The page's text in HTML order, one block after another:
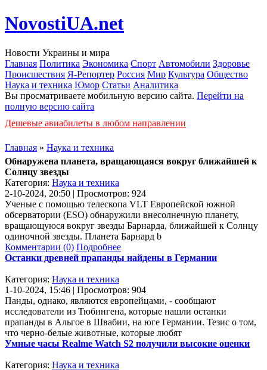
NovostiUA.net
Новости Украины и мира
Главная Политика Экономика Спорт Автомобили Здоровье
Происшествия Я-Репортер Россия Мир Культура Общество
Наука и техника Юмор Статьи Аналитика
Вы просматриваете мобильную версию сайта. Перейти на
полную версию сайта
Дешевые авиабилеты в любом направлении
Главная » Наука и техника
Обнаружена планета, вращающаяся вокруг ближайшей к
Солнцу звезды
Категория: Наука и техника
2-10-2024, 20:50 | Просмотров: 924
Ученые с помощью телескопа VLT Европейской южной
обсерватории (ESO) обнаружили внесолнечную планету,
вращающуюся вокруг звезды Барнарда, ближайшей к Солнцу
одиночной звезды. Планета Барнард b
Комментарии (0) Подробнее
Останки древней прапанды найдены в Германии
Категория: Наука и техника
1-10-2024, 15:46 | Просмотров: 904
Панды, однако, являются европейцами, - сообщают
исследователи из Тюбингена, которые нашли останки
прапанды в Альгое в Швабии, на юге Германии. Тезис о том,
что черно-белые животные, которые любят
Умные часы Realme Watch S2 получили высокие оценки
Категория: Наука и техника